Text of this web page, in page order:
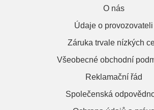
O nás
Údaje o provozovateli
Záruka trvale nízkých
Všeobecné obchodní
Reklamační řád
Společenská